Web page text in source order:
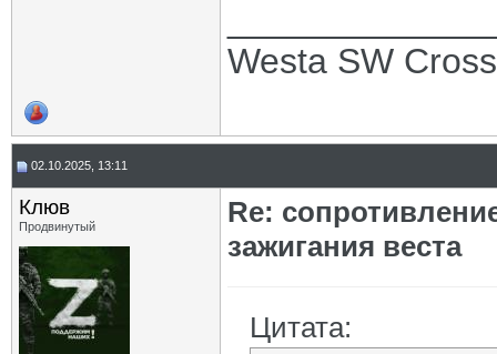
Westa SW
02.10.2025, 13:11
Клюв
Продвинутый
Re:
зажигания веста
Цитата: